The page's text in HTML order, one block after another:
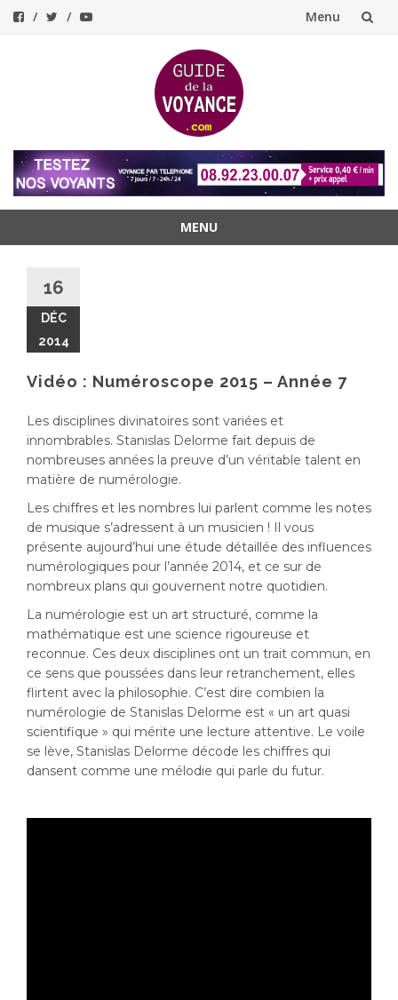
Menu
MENU
contenu16
DÉC
2014
Vidéo : Numéroscope 2015 – Année 7
Les disciplines divinatoires sont variées et
innombrables. Stanislas Delorme fait depuis de
nombreuses années la preuve d’un véritable talent en
matière de numérologie.
Les chiffres et les nombres lui parlent comme les notes
de musique s’adressent à un musicien ! Il vous
présente aujourd’hui une étude détaillée des influences
numérologiques pour l’année 2014, et ce sur de
nombreux plans qui gouvernent notre quotidien.
La numérologie est un art structuré, comme la
mathématique est une science rigoureuse et
reconnue. Ces deux disciplines ont un trait commun, en
ce sens que poussées dans leur retranchement, elles
flirtent avec la philosophie. C’est dire combien la
numérologie de Stanislas Delorme est « un art quasi
scientifique » qui mérite une lecture attentive. Le voile
se lève, Stanislas Delorme décode les chiffres qui
dansent comme une mélodie qui parle du futur.